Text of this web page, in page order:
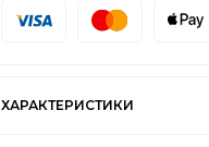
ХАРАКТЕРИСТИКИ